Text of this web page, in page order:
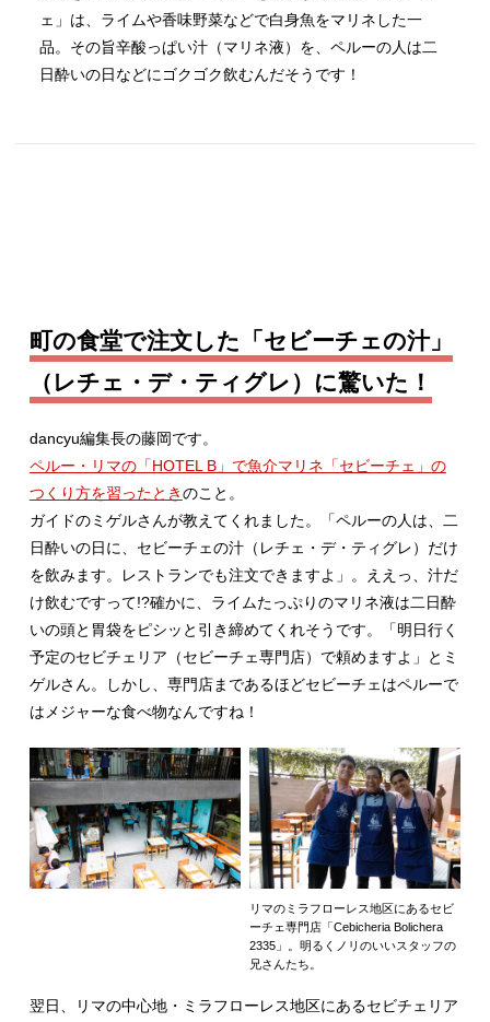
ェ」は、ライムや香味野菜などで白身魚をマリネした一
品。その旨辛酸っぱい汁（マリネ液）を、ペルーの人は二
日酔いの日などにゴクゴク飲むんだそうです！
町の食堂で注文した「セビーチェの汁」
（レチェ・デ・ティグレ）に驚いた！
dancyu編集長の藤岡です。
ペルー・リマの「HOTEL B」で魚介マリネ「セビーチェ」の
つくり方を習ったときのこと。
ガイドのミゲルさんが教えてくれました。「ペルーの人は、二
日酔いの日に、セビーチェの汁（レチェ・デ・ティグレ）だけ
を飲みます。レストランでも注文できますよ」。ええっ、汁だ
け飲むですって!?確かに、ライムたっぷりのマリネ液は二日酔
いの頭と胃袋をピシッと引き締めてくれそうです。「明日行く
予定のセビチェリア（セビーチェ専門店）で頼めますよ」とミ
ゲルさん。しかし、専門店まであるほどセビーチェはペルーで
はメジャーな食べ物なんですね！
リマのミラフローレス地区にあるセビ
ーチェ専門店「Cebicheria Bolichera
2335」。明るくノリのいいスタッフの
兄さんたち。
翌日、リマの中心地・ミラフローレス地区にあるセビチェリア